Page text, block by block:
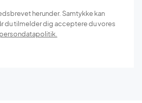
herunder. Samtykke kan
du tilmelder dig acceptere du vores
persondatapolitik.